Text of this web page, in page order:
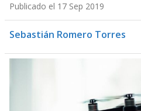
Publicado el 17 Sep 2019
Sebastián Romero Torres